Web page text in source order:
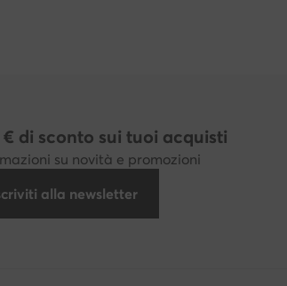
di sconto sui tuoi acquisti
su novità e promozioni
alla newsletter